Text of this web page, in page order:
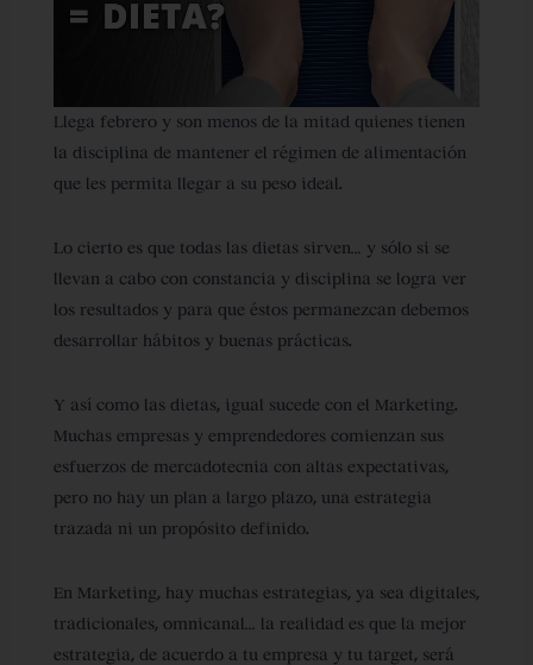
Llega febrero y son menos de la mitad quienes tienen
la disciplina de mantener el régimen de alimentación
que les permita llegar a su peso ideal.
Lo cierto es que todas las dietas sirven… y sólo si se
llevan a cabo con constancia y disciplina se logra ver
los resultados y para que éstos permanezcan debemos
desarrollar hábitos y buenas prácticas.
Y así como las dietas, igual sucede con el Marketing.
Muchas empresas y emprendedores comienzan sus
esfuerzos de mercadotecnia con altas expectativas,
pero no hay un plan a largo plazo, una estrategia
trazada ni un propósito definido.
En Marketing, hay muchas estrategias, ya sea digitales,
tradicionales, omnicanal… la realidad es que la mejor
estrategia, de acuerdo a tu empresa y tu target, será